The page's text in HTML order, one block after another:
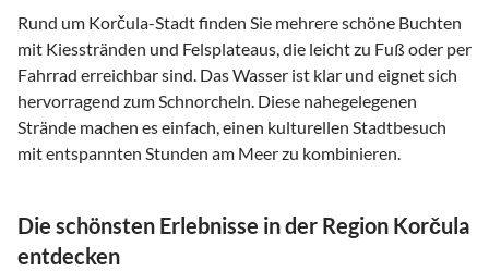
Rund um Korčula-Stadt finden Sie mehrere schöne Buchten
mit Kiesstränden und Felsplateaus, die leicht zu Fuß oder per
Fahrrad erreichbar sind. Das Wasser ist klar und eignet sich
hervorragend zum Schnorcheln. Diese nahegelegenen
Strände machen es einfach, einen kulturellen Stadtbesuch
mit entspannten Stunden am Meer zu kombinieren.
Die schönsten Erlebnisse in der Region Korčula
entdecken